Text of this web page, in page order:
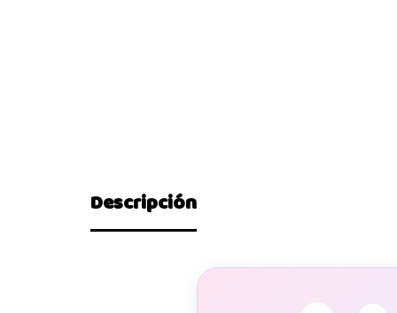
Descripción